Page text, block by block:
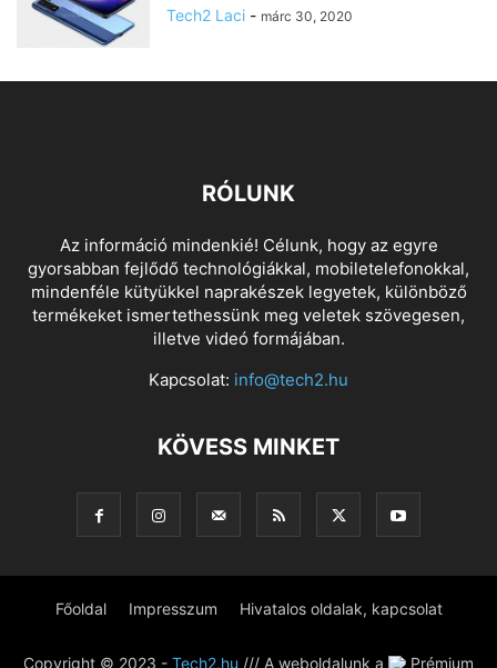
Tech2 Laci - márc 30, 2020
RÓLUNK
Az információ mindenkié! Célunk, hogy az egyre
gyorsabban fejlődő technológiákkal, mobiletelefonokkal,
mindenféle kütyükkel naprakészek legyetek, különböző
termékeket ismertethessünk meg veletek szövegesen,
illetve videó formájában.
Kapcsolat: info@tech2.hu
KÖVESS MINKET
Főoldal Impresszum Hivatalos oldalak, kapcsolat
Copyright © 2023 - Tech2.hu /// A weboldalunk a Prémium